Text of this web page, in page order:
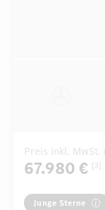
Preis inkl.
67.980 € [3]
Junge Sterne